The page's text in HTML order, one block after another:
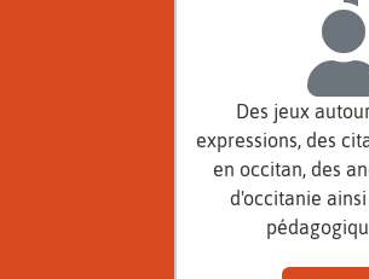
Des jeux
expressions, des
en occitan, des
d'occitanie